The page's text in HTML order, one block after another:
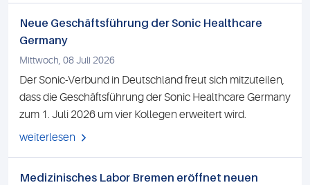
Neue Geschäftsführung der Sonic Healthcare
Germany
Mittwoch, 08 Juli 2026
Der Sonic-Verbund in Deutschland freut sich mitzuteilen,
dass die Geschäftsführung der Sonic Healthcare Germany
zum 1. Juli 2026 um vier Kollegen erweitert wird.
weiterlesen
Medizinisches Labor Bremen eröffnet neuen